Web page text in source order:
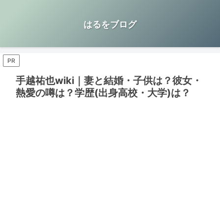
はるをブログ
PR
手越祐也wiki｜妻と結婚・子供は？彼女・
熱愛の噂は？学歴(出身高校・大学)は？